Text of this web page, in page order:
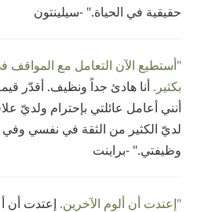
حقيقية في الحياة." -سيلينتون
"أستطيع الآن التعامل مع
بكثير. أنا هادئ جداً ونظيف. أقدّر
أنني أعامل عائلتي بإحترام ولديّ
لديّ الكثير من الثقة في نفسي
وظيفتي." -براينت
"إعتدت أن ألوم الآخرين. إعتدت أن